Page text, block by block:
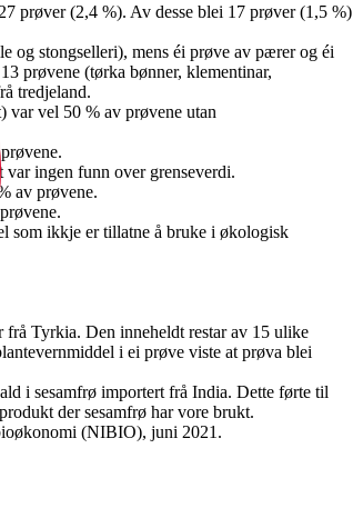
prøver (2,4 %). Av desse blei 17 prøver (1,5 %)
og stongselleri), mens éi prøve av pærer og éi
prøvene (tørka bønner, klementinar,
tredjeland.
var vel 50 % av prøvene utan
ingen funn over grenseverdi.
av prøvene.
som ikkje er tillatne å bruke i økologisk
frå Tyrkia. Den inneheldt restar av 15 ulike
i ei prøve viste at prøva blei
i sesamfrø importert frå India. Dette førte til
der sesamfrø har vore brukt.
(NIBIO), juni 2021.